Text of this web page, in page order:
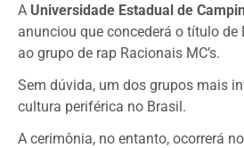
A Universidade Estadual de
anunciou que concederá o título de
ao grupo de rap Racionais MC’s.
Sem dúvida, um dos grupos mais
cultura periférica no Brasil.
A cerimônia, no entanto, ocorrerá